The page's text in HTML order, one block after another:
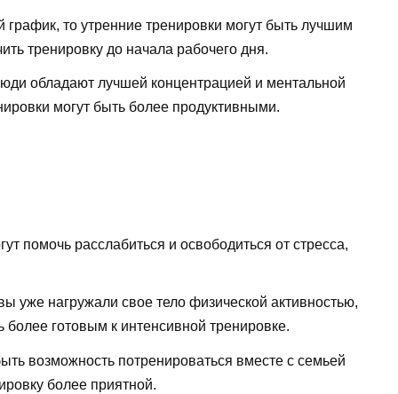
то утренние тренировки могут быть лучшим
тренировку до начала рабочего дня.
обладают лучшей концентрацией и ментальной
могут быть более продуктивными.
помочь расслабиться и освободиться от стресса,
уже нагружали свое тело физической активностью,
готовым к интенсивной тренировке.
возможность потренироваться вместе с семьей
более приятной.